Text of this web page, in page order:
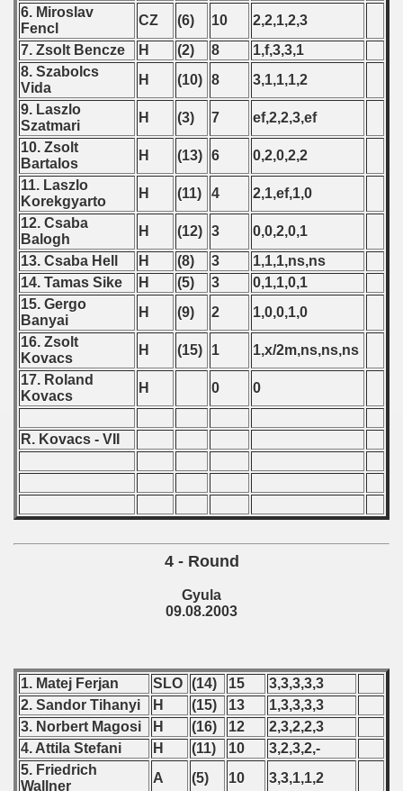
6. Miroslav
Fencl
CZ (6) 10
2,2,1,2,3
7. Zsolt Bencze
H (2) 8
1,f,3,3,1
8. Szabolcs
Vida
H (10) 8
3,1,1,1,2
9. Laszlo
Szatmari
H (3) 7
ef,2,2,3,ef
10. Zsolt
Bartalos
H (13) 6
0,2,0,2,2
11. Laszlo
Korekgyarto
H (11) 4
2,1,ef,1,0
12. Csaba
Balogh
H (12) 3
0,0,2,0,1
13. Csaba Hell
H (8) 3
1,1,1,ns,ns
14. Tamas Sike
H (5) 3
0,1,1,0,1
15. Gergo
Banyai
H (9) 2
1,0,0,1,0
16. Zsolt
Kovacs
H (15) 1
1,x/2m,ns,ns,ns
17. Roland
Kovacs
H 0 0
R. Kovacs - VII
4 - Round
Gyula
09.08.2003
1. Matej Ferjan SLO (14) 15
3,3,3,3,3
2. Sandor Tihanyi
H (15) 13
1,3,3,3,3
3. Norbert Magosi
H (16) 12
2,3,2,2,3
4. Attila Stefani
H (11) 10
3,2,3,2,-
5. Friedrich
Wallner
A (5) 10
3,3,1,1,2
- 2001
- 2002
- 2003
Qualifications) - 2003
- 2003
- 2003
- 2003
- 2003
Qualification) - 2003
- 2003
- 2003
- 2003
- 2003
Rounds - 2003
- 2004